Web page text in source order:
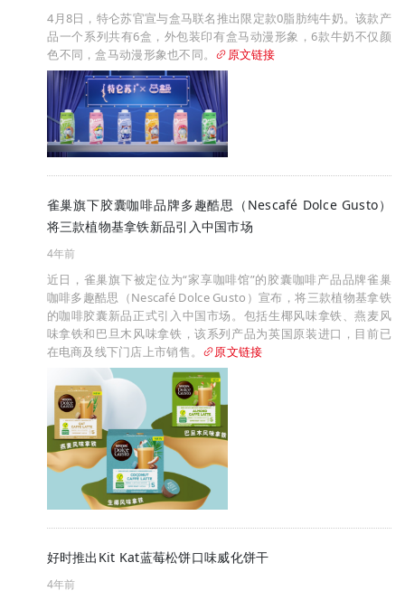
4月8日，特仑苏官宣与盒马联名推出限定款0脂肪纯牛奶。该款产
品一个系列共有6盒，外包装印有盒马动漫形象，6款牛奶不仅颜
色不同，盒马动漫形象也不同。
原文链接
雀巢旗下胶囊咖啡品牌多趣酷思（Nescafé Dolce Gusto）
将三款植物基拿铁新品引入中国市场
4年前
近日，雀巢旗下被定位为“家享咖啡馆”的胶囊咖啡产品品牌雀巢
咖啡多趣酷思（Nescafé Dolce Gusto）宣布，将三款植物基拿铁
的咖啡胶囊新品正式引入中国市场。包括生椰风味拿铁、燕麦风
味拿铁和巴旦木风味拿铁，该系列产品为英国原装进口，目前已
在电商及线下门店上市销售。
原文链接
好时推出Kit Kat蓝莓松饼口味威化饼干
4年前